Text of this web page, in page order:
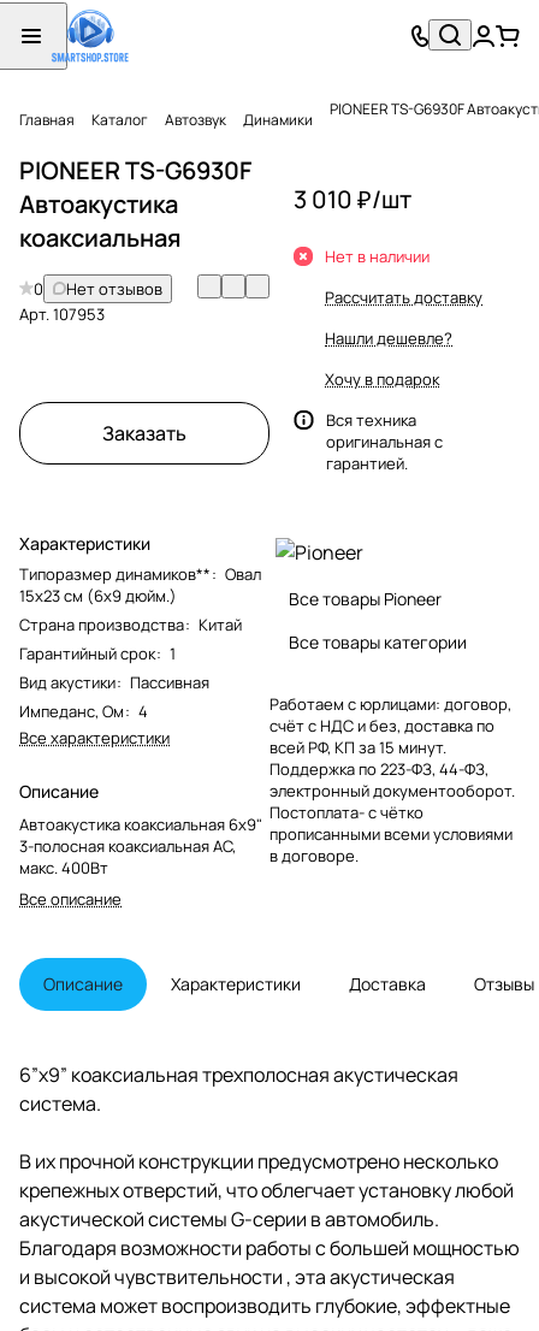
Главная Каталог Автозвук Динамики PIONEER TS-G6930F
PIONEER TS-G6930F
Автоакустика
коаксиальная
0
Нет отзывов
Арт.107953
Заказать
Характеристики
Типоразмер динамиков**: Овал
15x23 см (6x9 дюйм.)
Страна производства: Китай
Гарантийный срок: 1
Вид акустики: Пассивная
Импеданс, Ом: 4
Все характеристики
Описание
Автоакустика коаксиальная 6x9"
3-полосная коаксиальная АС,
макс. 400Вт
Все описание
3 010 ₽/шт
Нет в наличии
Рассчитать доставку
Нашли дешевле?
Хочу в подарок
Вся техника
оригинальная с
гарантией.
Все товары Pioneer
Все товары категории
Работаем с юрлицами: договор,
счёт с НДС и без, доставка по
всей РФ, КП за 15 минут.
Поддержка по 223-ФЗ, 44-ФЗ,
электронный документооборот.
Постоплата- с чётко
прописанными всеми условиями
в договоре.
Описание Характеристики Доставка Отзывы
6”х9” коаксиальная трехполосная акустическая
система.
В их прочной конструкции предусмотрено несколько
крепежных отверстий, что облегчает установку любой
акустической системы G-серии в автомобиль.
Благодаря возможности работы с большей мощностью
и высокой чувствительности , эта акустическая
система может воспроизводить глубокие, эффектные